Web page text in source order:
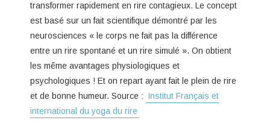
transformer rapidement en rire contagieux. Le concept
est basé sur un fait scientifique démontré par les
neurosciences « le corps ne fait pas la différence
entre un rire spontané et un rire simulé ». On obtient
les même avantages physiologiques et
psychologiques ! Et on repart ayant fait le plein de rire
et de bonne humeur. Source : Institut Français et
international du yoga du rire